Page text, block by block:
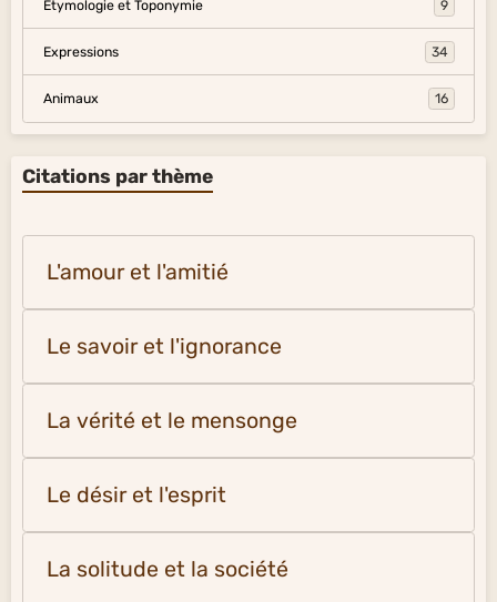
Étymologie et Toponymie 9
Expressions 34
Animaux 16
Citations par thème
L'amour et l'amitié
Le savoir et l'ignorance
La vérité et le mensonge
Le désir et l'esprit
La solitude et la société